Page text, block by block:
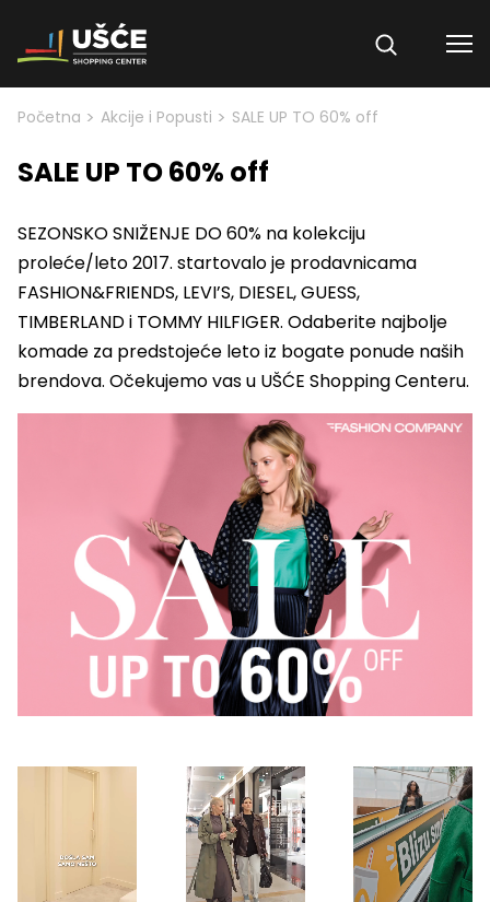
Skip to content
Početna > Akcije i Popusti > SALE UP TO 60% off
SALE UP TO 60% off
SEZONSKO SNIŽENJE DO 60% na kolekciju
proleće/leto 2017. startovalo je prodavnicama
FASHION&FRIENDS, LEVI’S, DIESEL, GUESS,
TIMBERLAND i TOMMY HILFIGER. Odaberite najbolje
komade za predstojeće leto iz bogate ponude naših
brendova. Očekujemo vas u UŠĆE Shopping Centeru.